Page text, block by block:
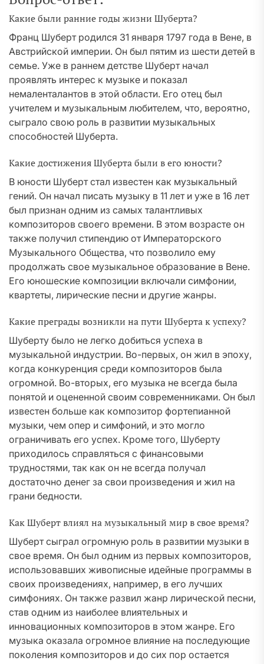
Какие были ранние годы жизни Шуберта?
Франц Шуберт родился 31 января 1797 года в Вене, в
Австрийской империи. Он был пятим из шести детей в
семье. Уже в раннем детстве Шуберт начал
проявлять интерес к музыке и показал
немаленталантов в этой области. Его отец был
учителем и музыкальным любителем, что, вероятно,
сыграло свою роль в развитии музыкальных
способностей Шуберта.
Какие достижения Шуберта были в его юности?
В юности Шуберт стал известен как музыкальный
гений. Он начал писать музыку в 11 лет и уже в 16 лет
был признан одним из самых талантливых
композиторов своего времени. В этом возрасте он
также получил стипендию от Императорского
Музыкального Общества, что позволило ему
продолжать свое музыкальное образование в Вене.
Его юношеские композиции включали симфонии,
квартеты, лирические песни и другие жанры.
Какие преграды возникли на пути Шуберта к успеху?
Шуберту было не легко добиться успеха в
музыкальной индустрии. Во-первых, он жил в эпоху,
когда конкуренция среди композиторов была
огромной. Во-вторых, его музыка не всегда была
понятой и оцененной своим современниками. Он был
известен больше как композитор фортепианной
музыки, чем опер и симфоний, и это могло
ограничивать его успех. Кроме того, Шуберту
приходилось справляться с финансовыми
трудностями, так как он не всегда получал
достаточно денег за свои произведения и жил на
грани бедности.
Как Шуберт влиял на музыкальный мир в свое время?
Шуберт сыграл огромную роль в развитии музыки в
свое время. Он был одним из первых композиторов,
использовавших живописные идейные программы в
своих произведениях, например, в его лучших
симфониях. Он также развил жанр лирической песни,
став одним из наиболее влиятельных и
инновационных композиторов в этом жанре. Его
музыка оказала огромное влияние на последующие
поколения композиторов и до сих пор остается